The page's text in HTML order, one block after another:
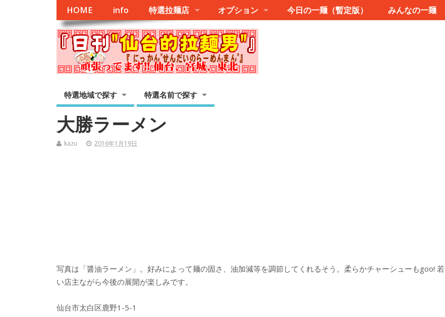
HOME info 特選拉麺店 オプション 今日の一麺（暫定版） みんなの一麺
特選地域で探す 特選名前で探す
大勝ラーメン
kazu 2016年1月19日
写真は「醤油ラーメン」。好みによって麺の固さ、油加減等を調節してくれるそう。柔らかチャーシューもgoo! 若
い店主ながら今後の展開が楽しみです。
仙台市太白区鹿野1-5-1